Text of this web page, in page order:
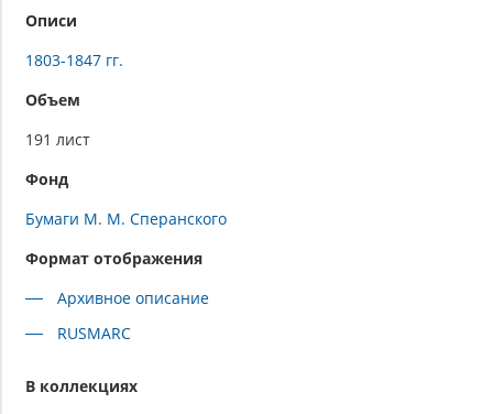
Описи
1803-1847 гг.
Объем
191 лист
Фонд
Бумаги М. М. Сперанского
Формат отображения
Архивное описание
RUSMARC
В коллекциях